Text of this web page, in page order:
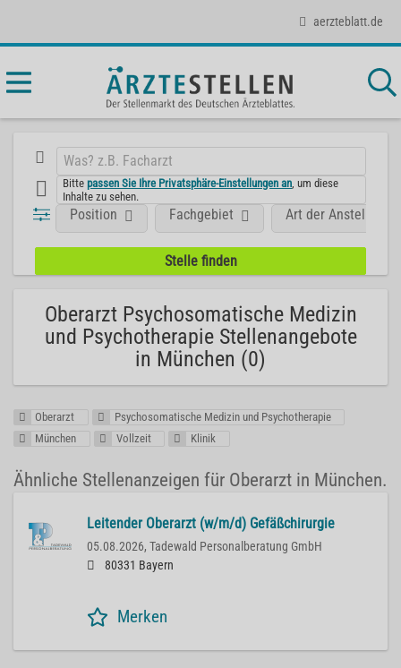
aerzteblatt.de
Bittepassen Sie Ihre Privatsphäre-Einstellungen an , um diese
Inhalte zu sehen.
Position Fachgebiet Art der Anstellung
Oberarzt Psychosomatische Medizin
und Psychotherapie Stellenangebote
in München (0)
Oberarzt
Psychosomatische Medizin und Psychotherapie
München
Vollzeit Klinik
Ähnliche Stellenanzeigen für Oberarzt in München.
Leitender Oberarzt (w/m/d) Gefäßchirurgie
05.08.2026, Tadewald Personalberatung GmbH
80331 Bayern
Merken